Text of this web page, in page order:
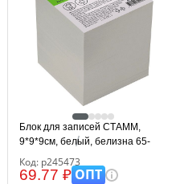
Блок для записей СТАММ,
9*9*9см, белый, белизна 65-
Код: р245473
69.77 ₽ОПТ